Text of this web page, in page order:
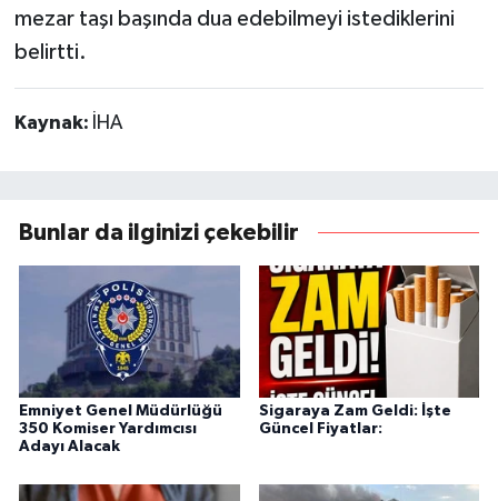
mezar taşı başında dua edebilmeyi istediklerini
belirtti.
Kaynak: İHA
Bunlar da ilginizi çekebilir
Emniyet Genel Müdürlüğü
350 Komiser Yardımcısı
Adayı Alacak
Sigaraya Zam Geldi: İşte
Güncel Fiyatlar: